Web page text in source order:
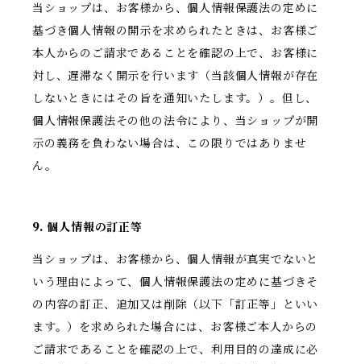
当ショップは、お客様から、個人情報保護法の定めに
基づき個人情報の開示を求められたときは、お客様ご
本人からのご請求であることを確認の上で、お客様に
対し、遅滞なく開示を行います（当該個人情報が存在
しないときにはその旨を通知いたします。）。但し、
個人情報保護法その他の法令により、当ショップが開
示の義務を負わない場合は、この限りではありませ
ん。
9. 個人情報の訂正等
当ショップは、お客様から、個人情報が真実でないと
いう理由によって、個人情報保護法の定めに基づきそ
の内容の訂正、追加又は削除（以下「訂正等」といい
ます。）を求められた場合には、お客様ご本人からの
ご請求であることを確認の上で、利用目的の達成に必